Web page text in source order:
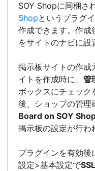
SOY Shopに同梱さ
Shopというプラグ
作成できます。作成
をサイトのナビに設
掲示板サイトの作成
イトを作成時に、 管
ボックスにチェック
後、ショップの管理
Board on SOY
掲示板の設定が行わ
プラグインを有効
設定>基本設定で